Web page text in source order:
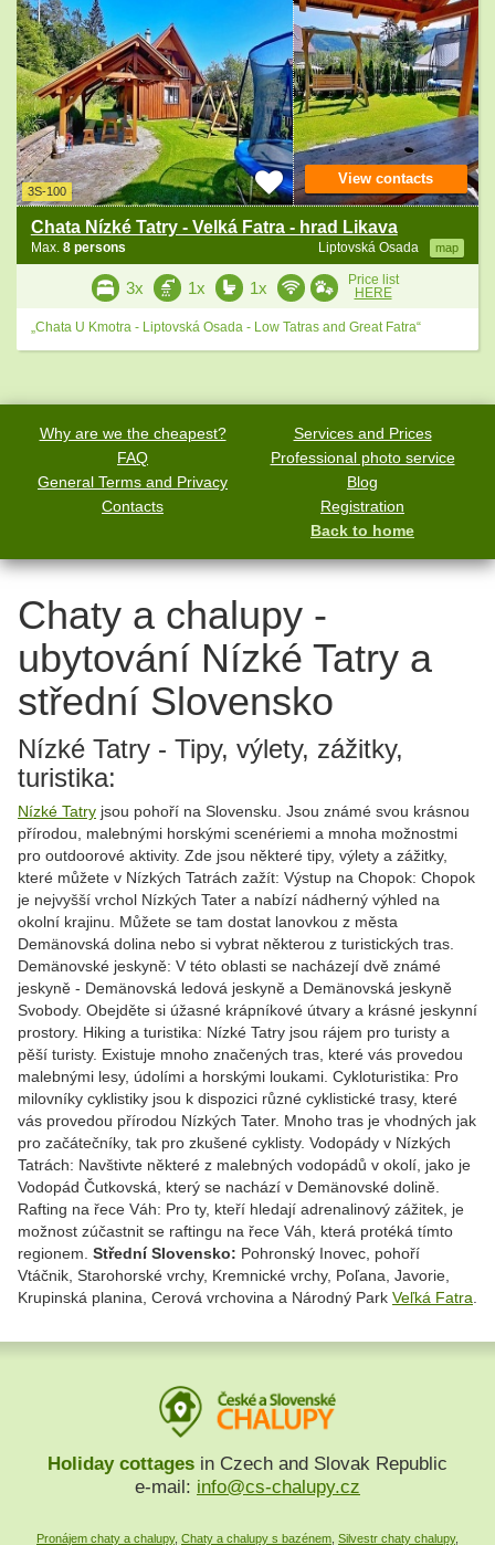
3S-100
Chata Nízké Tatry - Velká Fatra - hrad Likava
Liptovská Osada map
Max. 8 persons
View contacts
3x 1x 1x
Price list
HERE
„Chata U Kmotra - Liptovská Osada - Low Tatras and Great Fatra“
Why are we the cheapest?
Services and Prices
FAQ
Professional photo service
General Terms and Privacy
Blog
Contacts
Registration
Back to home
Chaty a chalupy -
ubytování Nízké Tatry a
střední Slovensko
Nízké Tatry - Tipy, výlety, zážitky,
turistika:
Nízké Tatry jsou pohoří na Slovensku. Jsou známé svou krásnou
přírodou, malebnými horskými scenériemi a mnoha možnostmi
pro outdoorové aktivity. Zde jsou některé tipy, výlety a zážitky,
které můžete v Nízkých Tatrách zažít: Výstup na Chopok: Chopok
je nejvyšší vrchol Nízkých Tater a nabízí nádherný výhled na
okolní krajinu. Můžete se tam dostat lanovkou z města
Demänovská dolina nebo si vybrat některou z turistických tras.
Demänovské jeskyně: V této oblasti se nacházejí dvě známé
jeskyně - Demänovská ledová jeskyně a Demänovská jeskyně
Svobody. Obejděte si úžasné krápníkové útvary a krásné jeskynní
prostory. Hiking a turistika: Nízké Tatry jsou rájem pro turisty a
pěší turisty. Existuje mnoho značených tras, které vás provedou
malebnými lesy, údolími a horskými loukami. Cykloturistika: Pro
milovníky cyklistiky jsou k dispozici různé cyklistické trasy, které
vás provedou přírodou Nízkých Tater. Mnoho tras je vhodných jak
pro začátečníky, tak pro zkušené cyklisty. Vodopády v Nízkých
Tatrách: Navštivte některé z malebných vodopádů v okolí, jako je
Vodopád Čutkovská, který se nachází v Demänovské dolině.
Rafting na řece Váh: Pro ty, kteří hledají adrenalinový zážitek, je
možnost zúčastnit se raftingu na řece Váh, která protéká tímto
regionem. Střední Slovensko: Pohronský Inovec, pohoří
Vtáčnik, Starohorské vrchy, Kremnické vrchy, Poľana, Javorie,
Krupinská planina, Cerová vrchovina a Národný Park Veľká Fatra
Holiday cottages in Czech and Slovak Republic
e-mail: info@cs-chalupy.cz
Pronájem chaty a chalupy, Chaty a chalupy s bazénem Silvestr chaty chalupy,